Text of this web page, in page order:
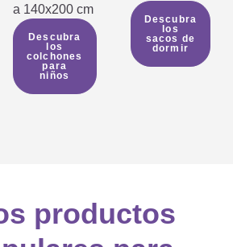
a 140x200 cm
Descubra
los
colchones
para
niños
Descubra
los
sacos de
dormir
productos